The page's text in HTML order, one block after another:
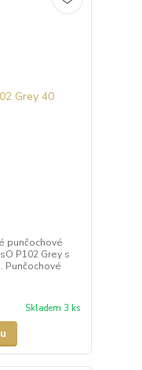
punčochové
P102 Grey s
Punčochové
Skladem 3 ks